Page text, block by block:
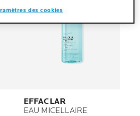
EFFACLAR
EAU MICELLAIRE
des cookies